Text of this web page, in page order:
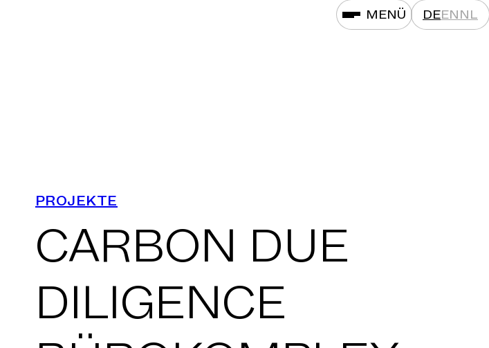
MENÜ DEENNL
PROJEKTE
CARBON DUE
DILIGENCE